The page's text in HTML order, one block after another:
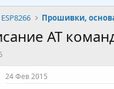
Прошивки,
AT
24 Фев 2015